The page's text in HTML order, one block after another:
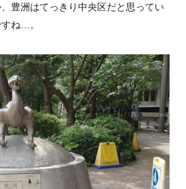
豊洲はてっきり中央区だと思ってい
ね…。